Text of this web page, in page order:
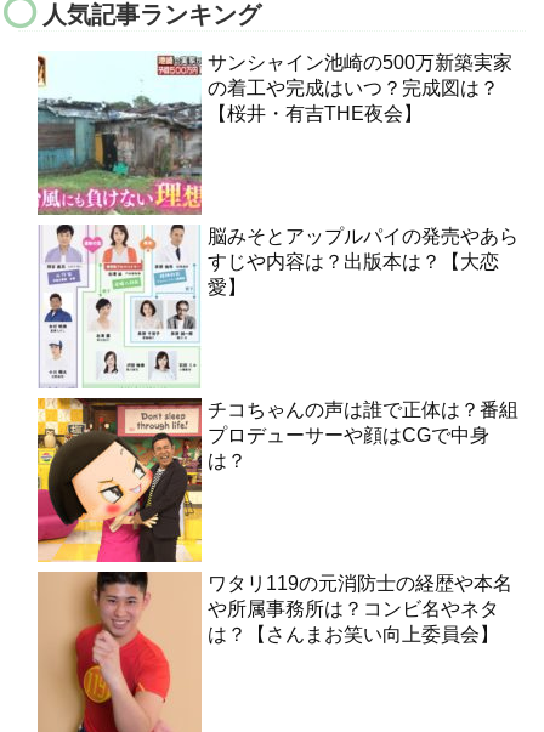
人気記事ランキング
サンシャイン池崎の500万新築実家
の着工や完成はいつ？完成図は？
【桜井・有吉THE夜会】
脳みそとアップルパイの発売やあら
すじや内容は？出版本は？【大恋
愛】
チコちゃんの声は誰で正体は？番組
プロデューサーや顔はCGで中身
は？
ワタリ119の元消防士の経歴や本名
や所属事務所は？コンビ名やネタ
は？【さんまお笑い向上委員会】